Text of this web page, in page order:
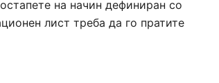
на начин дефиниран со
лист треба да го пратите